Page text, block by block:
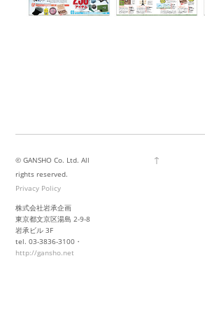
© GANSHO Co. Ltd. All
rights reserved.
Privacy Policy
株式会社岩承企画
東京都文京区湯島 2-9-8
岩承ビル 3F
tel. 03-3836-3100・
http://gansho.net
↑